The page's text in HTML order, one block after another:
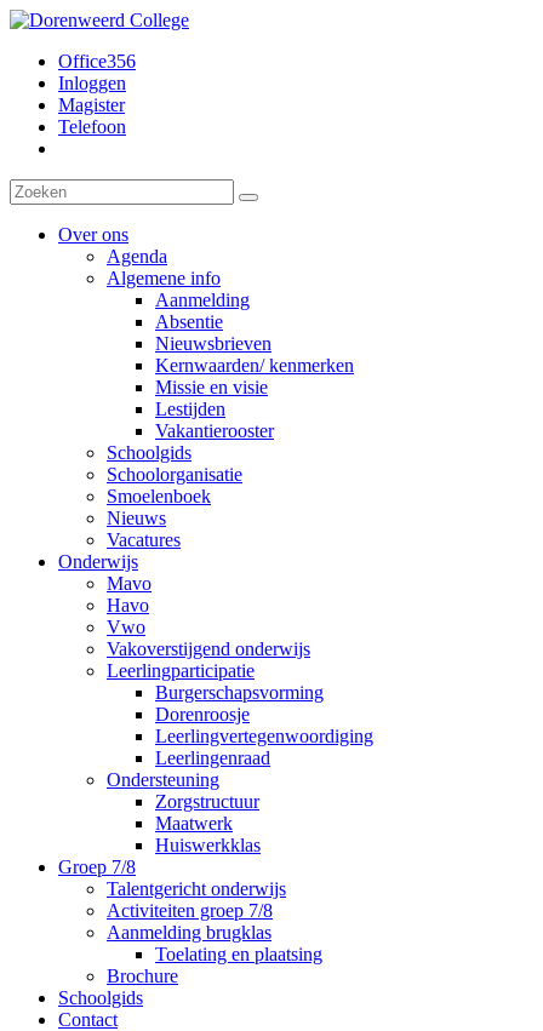
Office356
Inloggen
Magister
Telefoon
Over ons
Agenda
Algemene info
Aanmelding
Absentie
Nieuwsbrieven
Kernwaarden/ kenmerken
Missie en visie
Lestijden
Vakantierooster
Schoolgids
Schoolorganisatie
Smoelenboek
Nieuws
Vacatures
Onderwijs
Mavo
Havo
Vwo
Vakoverstijgend onderwijs
Leerlingparticipatie
Burgerschapsvorming
Dorenroosje
Leerlingvertegenwoordiging
Leerlingenraad
Ondersteuning
Zorgstructuur
Maatwerk
Huiswerkklas
Groep 7/8
Talentgericht onderwijs
Activiteiten groep 7/8
Aanmelding brugklas
Toelating en plaatsing
Brochure
Schoolgids
Contact